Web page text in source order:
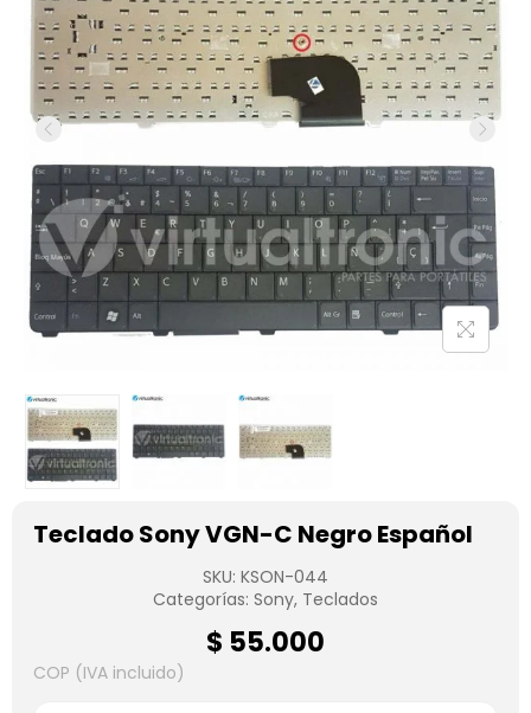
Teclado Sony VGN-C Negro Español
SKU: KSON-044
Categorías: Sony, Teclados
$ 55.000
COP (IVA incluido)